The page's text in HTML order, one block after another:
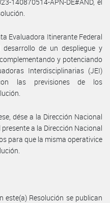
Evaluadora Itinerante Federal
de un despliegue y
y potenciando
Interdisciplinarias (JEI)
las previsiones de los
dése a la Dirección Nacional
a la Dirección Nacional
para que la misma operativice
este(a) Resolución se publican